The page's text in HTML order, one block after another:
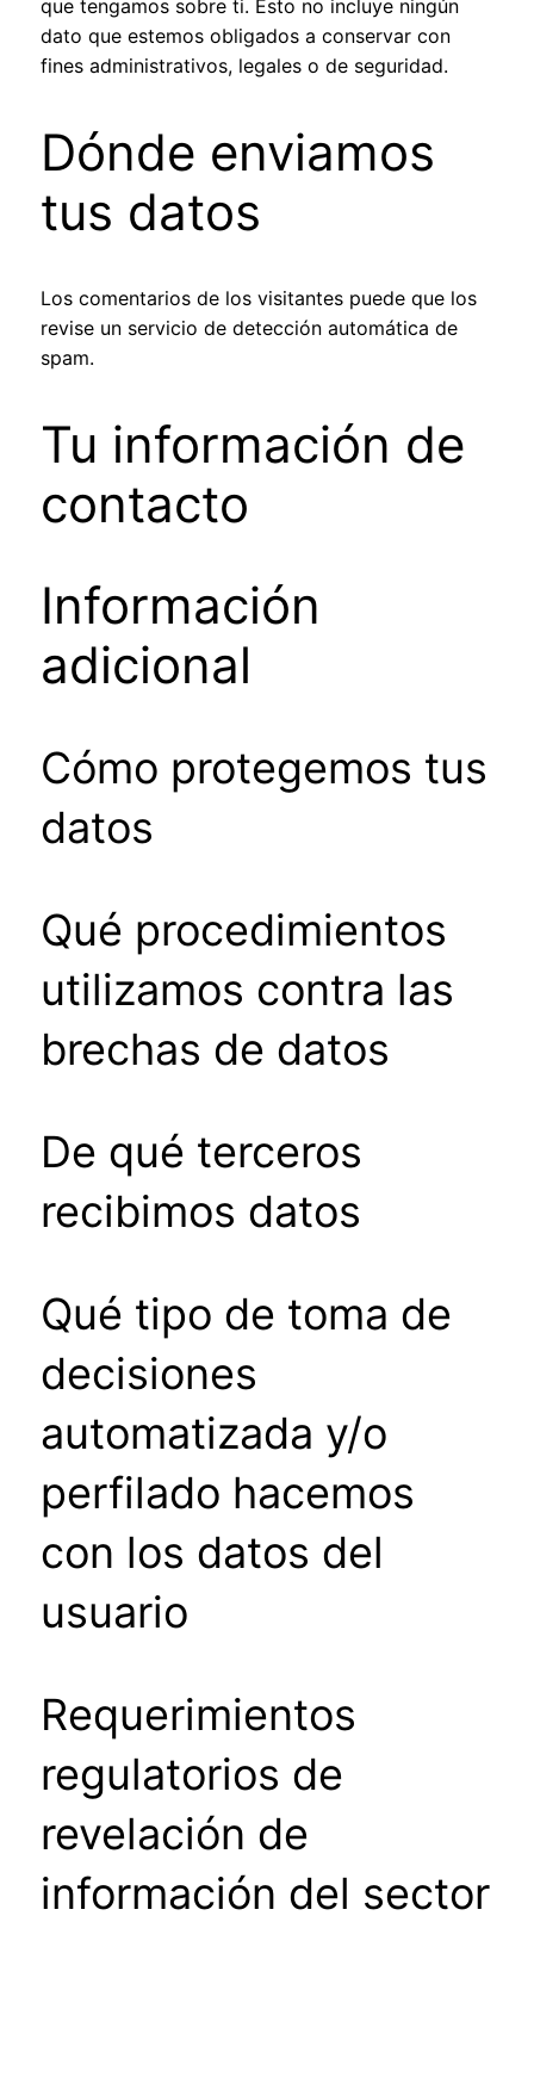
que tengamos sobre ti. Esto no incluye ningún
dato que estemos obligados a conservar con
fines administrativos, legales o de seguridad.
Dónde enviamos
tus datos
Los comentarios de los visitantes puede que los
revise un servicio de detección automática de
spam.
Tu información de
contacto
Información
adicional
Cómo protegemos tus
datos
Qué procedimientos
utilizamos contra las
brechas de datos
De qué terceros
recibimos datos
Qué tipo de toma de
decisiones
automatizada y/o
perfilado hacemos
con los datos del
usuario
Requerimientos
regulatorios de
revelación de
información del sector